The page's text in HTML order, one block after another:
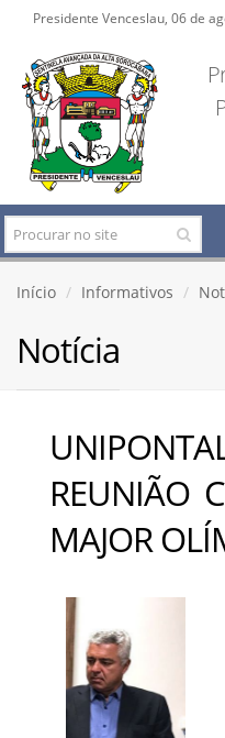
Presidente Venceslau, 06 de
Início Informativos
Notícia
REUNIÃO
MAJOR